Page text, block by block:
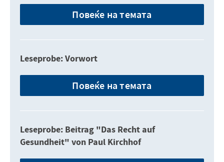
Повеќе на темата
Leseprobe: Vorwort
Повеќе на темата
Leseprobe: Beitrag "Das Recht auf
Gesundheit" von Paul Kirchhof